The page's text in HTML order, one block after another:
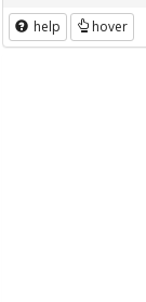
help hover